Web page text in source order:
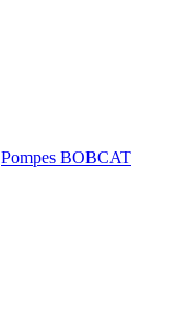
Pompes BOBCAT